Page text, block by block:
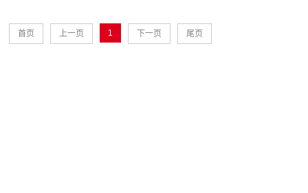
首页 上一页 1 下一页 尾页